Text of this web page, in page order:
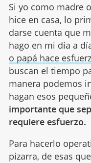
Si yo como madre
hice en casa, lo
darse cuenta que
hago en mi día a
o papá hace
buscan el tiempo
manera podemos
hagan esos
importante que
requiere esfuerzo.
Para hacerlo
pizarra, de esas